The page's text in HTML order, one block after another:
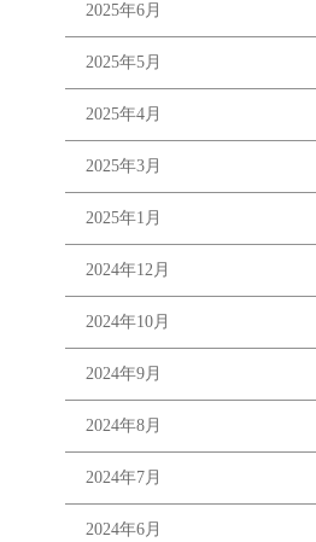
2025年6月
2025年5月
2025年4月
2025年3月
2025年1月
2024年12月
2024年10月
2024年9月
2024年8月
2024年7月
2024年6月